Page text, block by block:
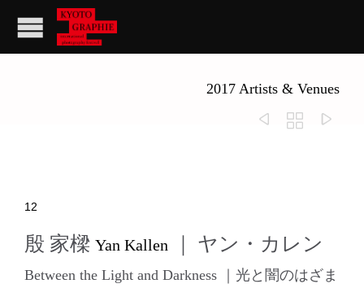
2017 Artists & Venues
  
12
殷 家樑 Yan Kallen ｜ ヤン・カレン
Between the Light and Darkness ｜光と闇のはざま